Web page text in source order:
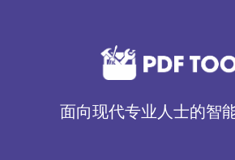
面向现代专业人士的智